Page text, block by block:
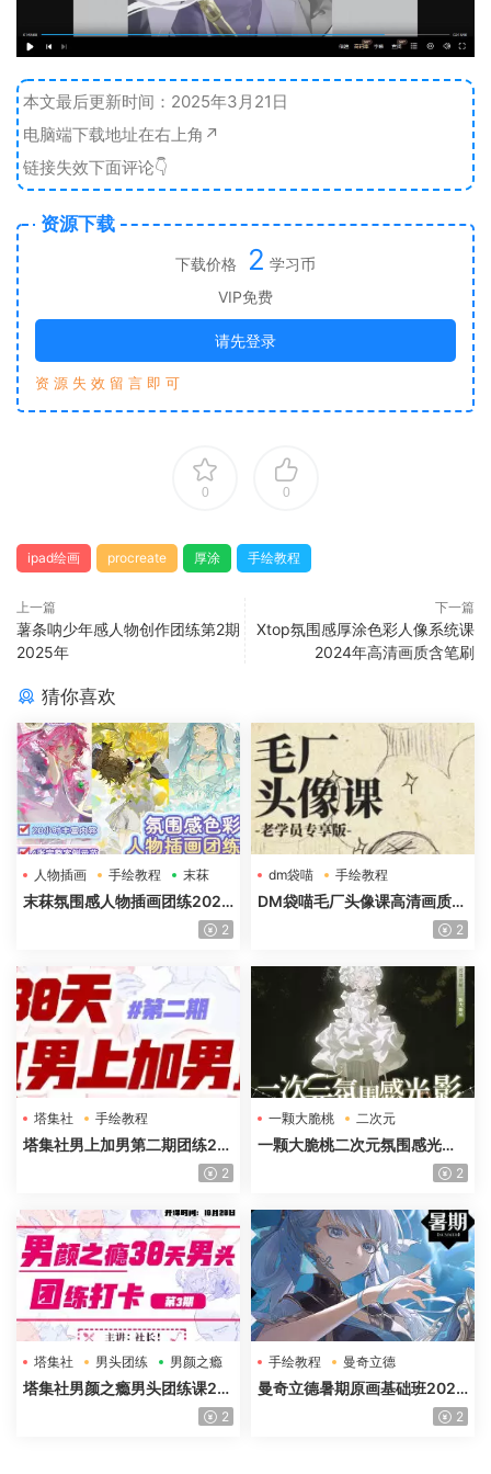
本文最后更新时间：2025年3月21日
电脑端下载地址在右上角↗️
链接失效下面评论👇
资源下载
下载价格 2 学习币
VIP免费
请先登录
资 源 失 效 留 言 即 可
0 0
ipad绘画 procreate 厚涂 手绘教程
上一篇
薯条呐少年感人物创作团练第2期
2025年
下一篇
Xtop氛围感厚涂色彩人像系统课
2024年高清画质含笔刷
猜你喜欢
人物插画 手绘教程 末菻
末菻氛围感人物插画团练2025
2
dm袋喵
手绘教程
毛厂头像
DM袋喵毛厂头像课高清画质含
2
塔集社 手绘教程
塔集社男上加男第二期团练20
2
一颗大脆桃
二次元
光影特训班
一颗大脆桃二次元氛围感光影
特训班第5期2025年高清画质2
塔集社 男头团练 男颜之瘾
塔集社男颜之瘾男头团练课20
2
手绘教程 曼奇立德
曼奇立德暑期原画基础班2025
2